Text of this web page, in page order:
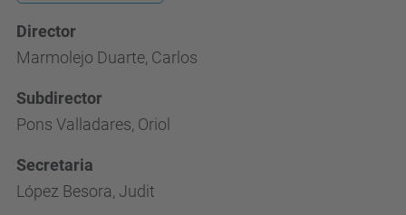
Director
Marmolejo Duarte, Carlos
Subdirector
Pons Valladares, Oriol
Secretaria
López Besora, Judit